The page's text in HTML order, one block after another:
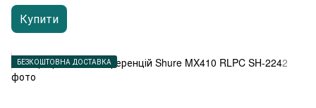
Купити
БЕЗКОШТОВНА ДОСТАВКА